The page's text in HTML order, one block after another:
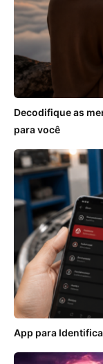
Decodifique as
para você
App para